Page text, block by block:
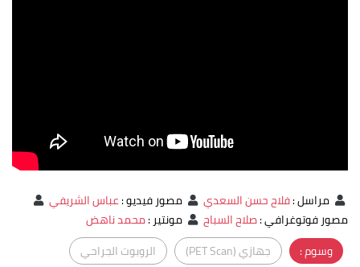
مراسل:فلاح حسن السعدي مصور فيديو:عباس الشريفي
مصور فوتوغرافي:صلاح السباح مونتير:محمد ناهض
وسوم :
جهازي (PET Scan) الروبوت الجراحي